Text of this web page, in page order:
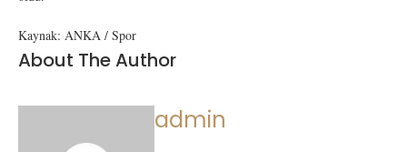
Kaynak: ANKA / Spor
About The Author
admin